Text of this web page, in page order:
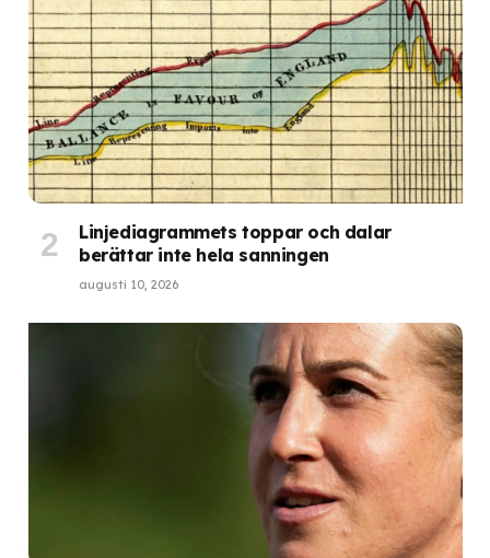
Linjediagrammets toppar och dalar
berättar inte hela sanningen
augusti 10, 2026